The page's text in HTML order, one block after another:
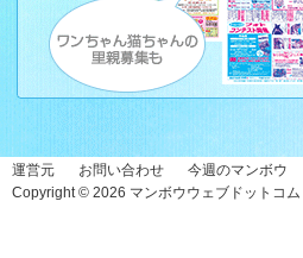
運営元 お問い合わせ 今週のマンボウ
Copyright © 2026 マンボウウェブドットコム